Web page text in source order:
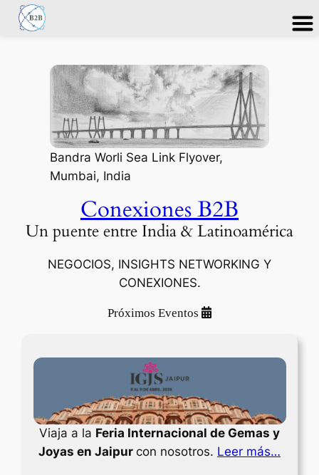
contenido
Bandra Worli Sea Link Flyover,
Mumbai, India
Conexiones B2B
Un puente entre India & Latinoamérica
NEGOCIOS, INSIGHTS NETWORKING Y
CONEXIONES.
Próximos Eventos
Viaja a la Feria Internacional de Gemas y
Joyas en Jaipur con nosotros. Leer más…